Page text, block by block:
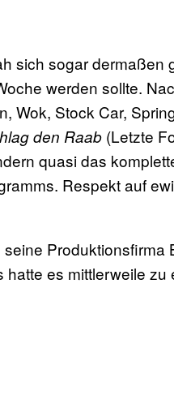
sich sogar dermaßen
werden sollte.
Wok, Stock Car,
den Raab (Letzte
quasi das
Respekt auf
Produktionsfirma
es mittlerweile zu